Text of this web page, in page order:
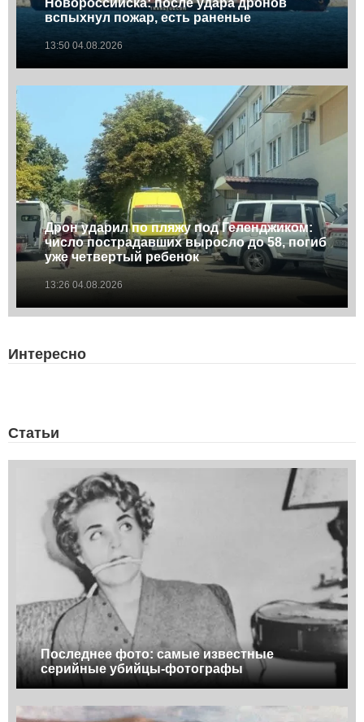
вспыхнул пожар, есть раненые
13:50 04.08.2026
Дрон ударил по пляжу под Геленджиком:
число пострадавших выросло до 58, погиб
уже четвертый ребенок
13:26 04.08.2026
Интересно
Статьи
Последнее фото: самые известные
серийные убийцы-фотографы